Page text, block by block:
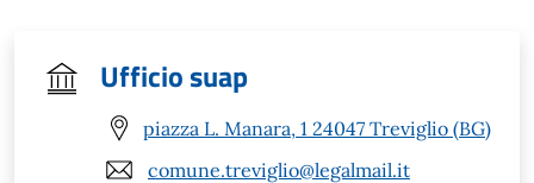
Ufficio suap
piazza L. Manara, 1 24047 Treviglio (BG)
comune.treviglio@legalmail.it